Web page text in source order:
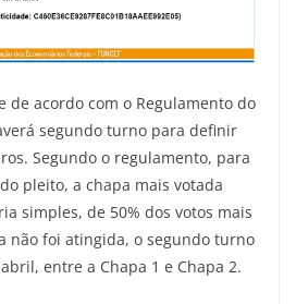
de acordo com o Regulamento do
segundo turno para definir
Segundo o regulamento, para
pleito, a chapa mais votada
simples, de 50% dos votos mais
não foi atingida, o segundo turno
entre a Chapa 1 e Chapa 2.